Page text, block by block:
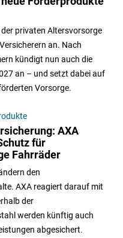
privaten Altersvorsorge
an. Nach
kündigt nun auch die
an – und setzt dabei auf
Vorsorge.
AXA
für
Fahrräder
den
AXA reagiert darauf mit
der
werden künftig auch
abgesichert.